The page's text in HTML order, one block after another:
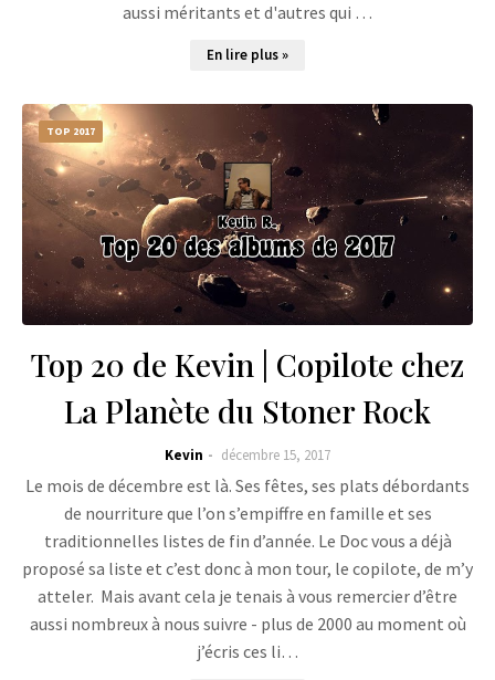
aussi méritants et d'autres qui …
En lire plus »
TOP 2017
Top 20 de Kevin | Copilote chez
La Planète du Stoner Rock
Kevin décembre 15, 2017
Le mois de décembre est là. Ses fêtes, ses plats débordants
de nourriture que l’on s’empiffre en famille et ses
traditionnelles listes de fin d’année. Le Doc vous a déjà
proposé sa liste et c’est donc à mon tour, le copilote, de m’y
atteler. Mais avant cela je tenais à vous remercier d’être
aussi nombreux à nous suivre - plus de 2000 au moment où
j’écris ces li…